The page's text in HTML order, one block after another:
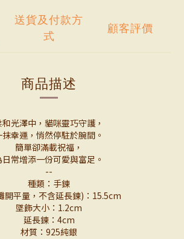
送貨及付款方
式
顧客評價
商品描述
和光澤中，貓咪靈巧守護，
抹幸運，悄然停駐於腕間。
簡單卻滿載祝福，
日常增添一份可愛與富足。
--
種類：手鍊
開平量，不含延長鍊)：15.5cm
墜飾大小：1.2cm
延長鍊：4cm
材質：925純銀